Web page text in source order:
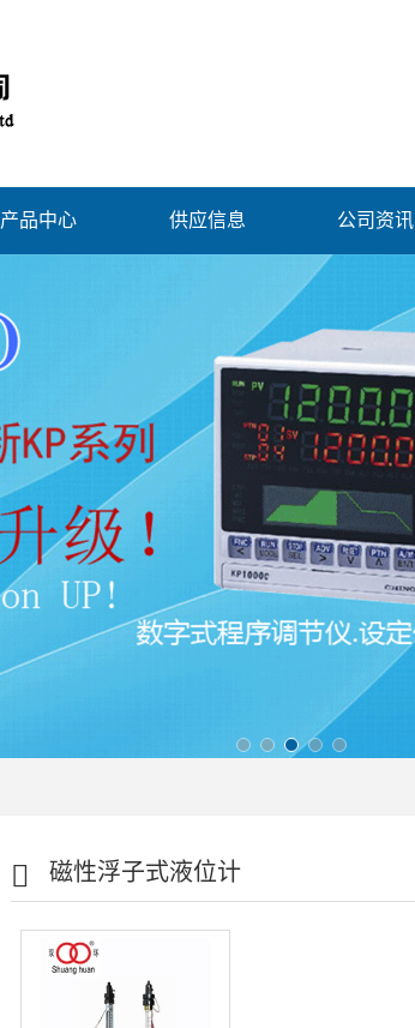
产品中心 供应信息 公司资讯
磁性浮子式液位计